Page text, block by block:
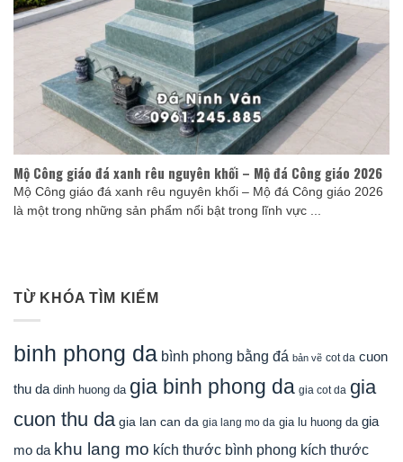
Mộ Công giáo đá xanh rêu nguyên khối – Mộ đá Công giáo 2026
Mộ Công giáo đá xanh rêu nguyên khối – Mộ đá Công giáo 2026
là một trong những sản phẩm nổi bật trong lĩnh vực ...
TỪ KHÓA TÌM KIẾM
binh phong da bình phong bằng đá bản vẽ cot da cuon
thu da dinh huong da gia binh phong da gia cot da gia
cuon thu da gia lan can da gia lang mo da gia lu huong da gia
mo da khu lang mo kích thước bình phong kích thước